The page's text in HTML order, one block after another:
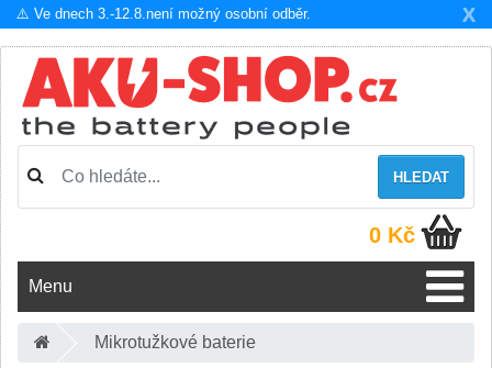
X
⚠️ Ve dnech 3.-12.8.není možný osobní odběr.
HLEDAT
0 Kč
Menu
Mikrotužkové baterie